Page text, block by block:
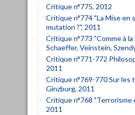
Critique n°775, 2012
Critique n°774 "La Mise en
mutation ?", 2011
Critique n°773 "Comme à
Schaeffer, Veinstein,
Critique n°771-772
2011
Critique n°769-770 Sur les
Ginzburg, 2011
Critique n°768 "Terrorisme
2011